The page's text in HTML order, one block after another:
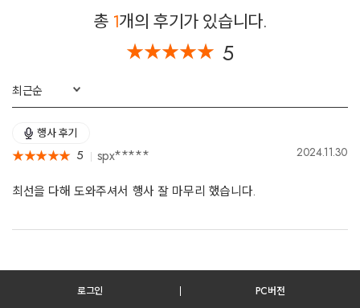
설악 워터파크 공연
안산 호수공원 자전거대축전
신촌거구장 외국인행사공연
덕산 마라톤행사공연
논산 딸기축제공연
화성 마라톤행사 공연
일산 입영문화제 공연
수원고등학교 축제공연
횡성 마라톤대회 공연
총 1개의 후기가 있습니다.
★★★★★
★★★★★ 5
최근순
행사 후기
★★★★★
★★★★★ 5 spx***** 2024.11.30
최선을 다해 도와주셔서 행사 잘 마무리 했습니다.
로그인 PC버전